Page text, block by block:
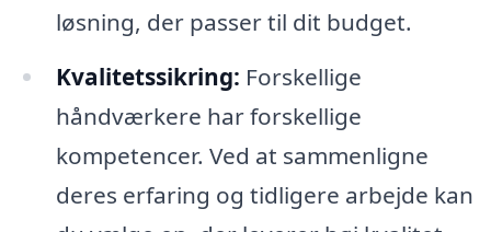
løsning, der passer til dit budget.
Kvalitetssikring: Forskellige
håndværkere har forskellige
kompetencer. Ved at sammenligne
deres erfaring og tidligere arbejde kan